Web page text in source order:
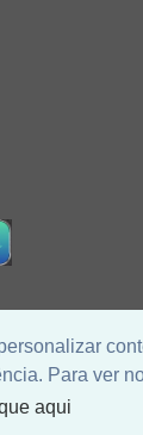
Para ver
aqui
| CRECI: 1037-J